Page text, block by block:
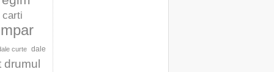
carti
curte dale
drumul